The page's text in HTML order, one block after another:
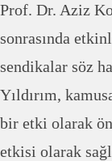
Prof. Dr. Aziz
sonrasında
sendikalar söz
Yıldırım,
bir etki olarak
etkisi olarak